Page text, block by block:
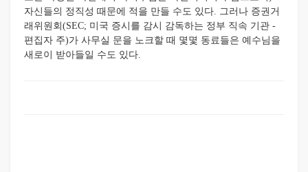
자신들의 정직성 때문에 적을 만들 수도 있다. 그러나 증권거
래위원회(SEC; 미국 증시를 감시 감독하는 정부 직속 기관 -
편집자 주)가 사무실 문을 노크할 때 몇몇 동료들은 예수님을
새로이 받아들일 수도 있다.